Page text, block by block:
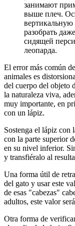
занимают
выше плеч.
разобрать
сидящей
леопарда.
El error más común
animales es
del cuerpo del objeto
la naturaleza viva,
muy importante, en
con un lápiz.
Sostenga el lápiz con
con la parte superior
en su nivel inferior.
y transfiéralo al
Una forma útil de
del gato y usar este
de esas "cabezas"
adultos, este valor
Otra forma de